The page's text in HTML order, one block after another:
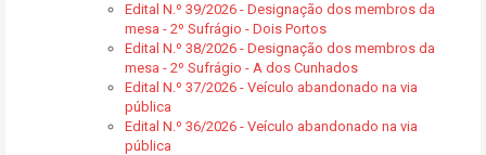
Edital N.º 39/2026 - Designação dos membros da
mesa - 2º Sufrágio - Dois Portos
Edital N.º 38/2026 - Designação dos membros da
mesa - 2º Sufrágio - A dos Cunhados
Edital N.º 37/2026 - Veículo abandonado na via
pública
Edital N.º 36/2026 - Veículo abandonado na via
pública